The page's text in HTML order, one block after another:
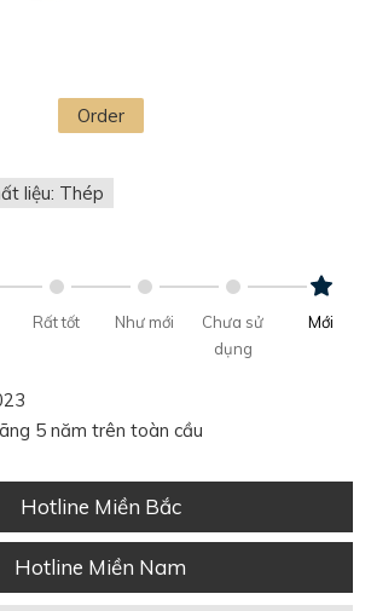
Order
liệu: Thép
Rất tốt Như mới
Chưa sử
dụng
Mới
5 năm trên toàn cầu
Hotline Miền Bắc
Hotline Miền Nam